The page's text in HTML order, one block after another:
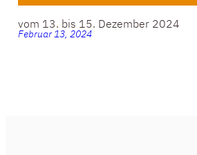
vom 13. bis 15. Dezember 2024
Februar 13, 2024